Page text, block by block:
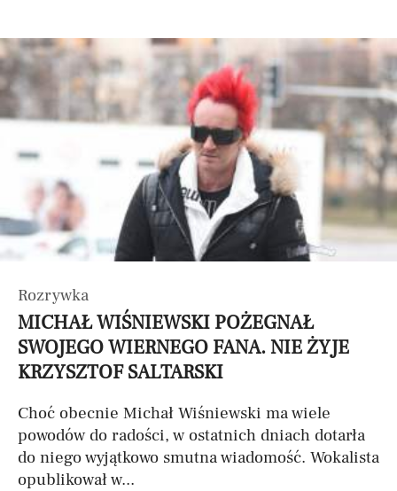
Rozrywka
MICHAŁ WIŚNIEWSKI POŻEGNAŁ
SWOJEGO WIERNEGO FANA. NIE ŻYJE
KRZYSZTOF SALTARSKI
Choć obecnie Michał Wiśniewski ma wiele
powodów do radości, w ostatnich dniach dotarła
do niego wyjątkowo smutna wiadomość. Wokalista
opublikował w...